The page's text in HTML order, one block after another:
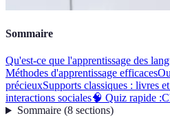
Sommaire
Qu'est-ce que l'apprentissage des
Méthodes d'apprentissage efficaces
précieuxSupports classiques : livres
interactions sociales🧠 Quiz rapide :
Sommaire(8 sections)